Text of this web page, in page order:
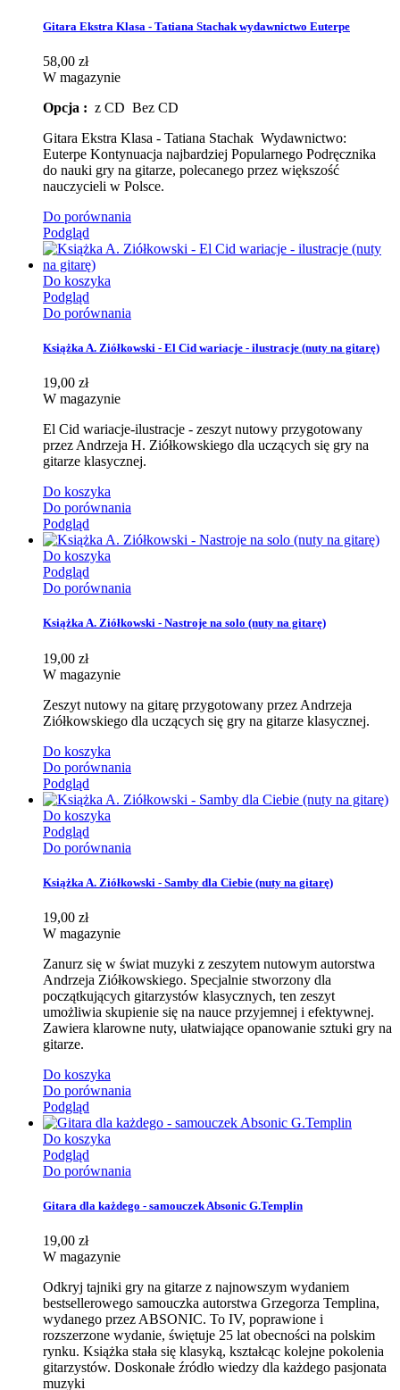
Gitara Ekstra Klasa - Tatiana Stachak wydawnictwo Euterpe
58,00 zł
W magazynie
Opcja : z CD Bez CD
Gitara Ekstra Klasa - Tatiana Stachak Wydawnictwo:
Euterpe Kontynuacja najbardziej Popularnego Podręcznika
do nauki gry na gitarze, polecanego przez większość
nauczycieli w Polsce.
Do porównania
Podgląd
Do koszyka
Podgląd
Do porównania
Książka A. Ziółkowski - El Cid wariacje - ilustracje (nuty na gitarę)
19,00 zł
W magazynie
El Cid wariacje-ilustracje - zeszyt nutowy przygotowany
przez Andrzeja H. Ziółkowskiego dla uczących się gry na
gitarze klasycznej.
Do koszyka
Do porównania
Podgląd
Do koszyka
Podgląd
Do porównania
Książka A. Ziółkowski - Nastroje na solo (nuty na gitarę)
19,00 zł
W magazynie
Zeszyt nutowy na gitarę przygotowany przez Andrzeja
Ziółkowskiego dla uczących się gry na gitarze klasycznej.
Do koszyka
Do porównania
Podgląd
Do koszyka
Podgląd
Do porównania
Książka A. Ziółkowski - Samby dla Ciebie (nuty na gitarę)
19,00 zł
W magazynie
Zanurz się w świat muzyki z zeszytem nutowym autorstwa
Andrzeja Ziółkowskiego. Specjalnie stworzony dla
początkujących gitarzystów klasycznych, ten zeszyt
umożliwia skupienie się na nauce przyjemnej i efektywnej.
Zawiera klarowne nuty, ułatwiające opanowanie sztuki gry na
gitarze.
Do koszyka
Do porównania
Podgląd
Do koszyka
Podgląd
Do porównania
Gitara dla każdego - samouczek Absonic G.Templin
19,00 zł
W magazynie
Odkryj tajniki gry na gitarze z najnowszym wydaniem
bestsellerowego samouczka autorstwa Grzegorza Templina,
wydanego przez ABSONIC. To IV, poprawione i
rozszerzone wydanie, świętuje 25 lat obecności na polskim
rynku. Książka stała się klasyką, kształcąc kolejne pokolenia
gitarzystów. Doskonałe źródło wiedzy dla każdego pasjonata
muzyki